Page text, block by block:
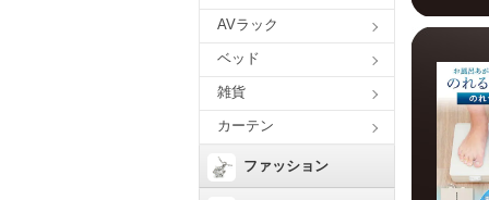
AVラック
ベッド
雑貨
カーテン
ファッション